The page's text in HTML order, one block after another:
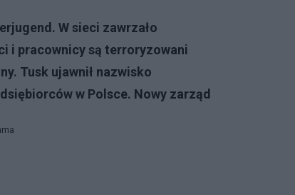
W sieci zawrzało
i pracownicy są terroryzowani
Tusk ujawnił nazwisko
w Polsce. Nowy zarząd